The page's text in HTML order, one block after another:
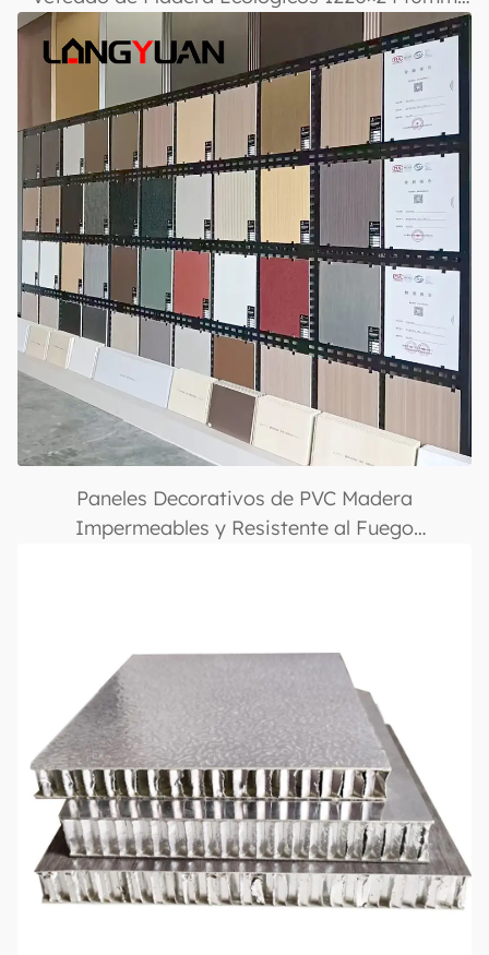
para Revestimiento de Paredes Interiores,
Impermeables, Resistentes a Rayaduras y
Fáciles de Instalar
Paneles Decorativos de PVC Madera
Impermeables y Resistente al Fuego